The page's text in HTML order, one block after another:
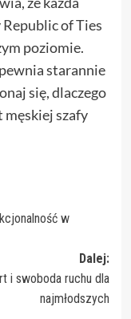
of Ties
poziomie.
starannie
się, dlaczego
męskiej szafy
w
Dalej:
i swoboda ruchu dla
najmłodszych